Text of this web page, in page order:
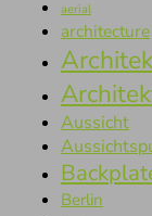
aerial
architecture
Aussicht
Berlin